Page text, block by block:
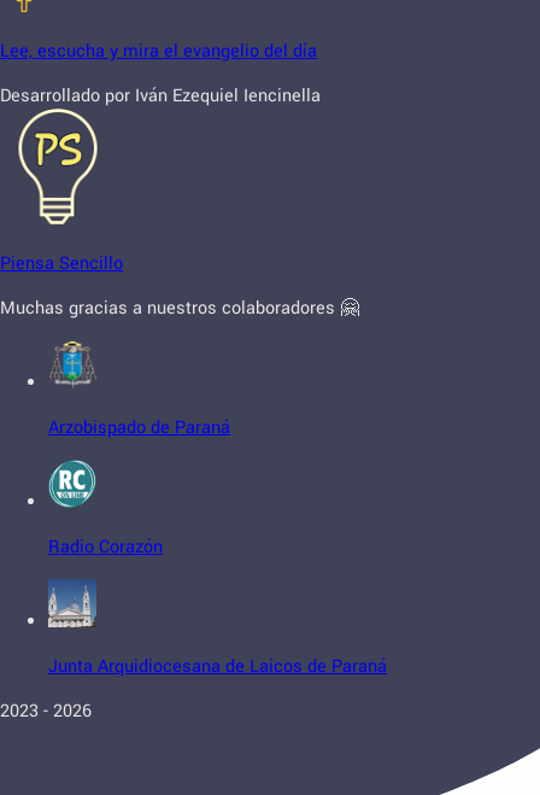
Lee, escucha y mira el evangelio del día
Desarrollado por Iván Ezequiel Iencinella
Piensa Sencillo
Muchas gracias a nuestros colaboradores 🤗
Arzobispado de Paraná
Radio Corazón
Junta Arquidiocesana de Laicos de Paraná
2023 - 2026